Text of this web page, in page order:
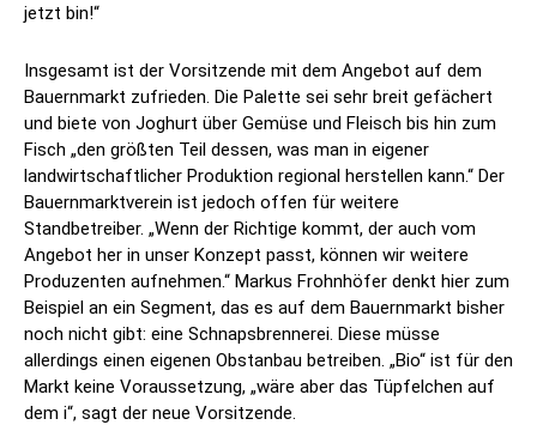
jetzt bin!“
Insgesamt ist der Vorsitzende mit dem Angebot auf dem
Bauernmarkt zufrieden. Die Palette sei sehr breit gefächert
und biete von Joghurt über Gemüse und Fleisch bis hin zum
Fisch „den größten Teil dessen, was man in eigener
landwirtschaftlicher Produktion regional herstellen kann.“ Der
Bauernmarktverein ist jedoch offen für weitere
Standbetreiber. „Wenn der Richtige kommt, der auch vom
Angebot her in unser Konzept passt, können wir weitere
Produzenten aufnehmen.“ Markus Frohnhöfer denkt hier zum
Beispiel an ein Segment, das es auf dem Bauernmarkt bisher
noch nicht gibt: eine Schnapsbrennerei. Diese müsse
allerdings einen eigenen Obstanbau betreiben. „Bio“ ist für den
Markt keine Voraussetzung, „wäre aber das Tüpfelchen auf
dem i“, sagt der neue Vorsitzende.